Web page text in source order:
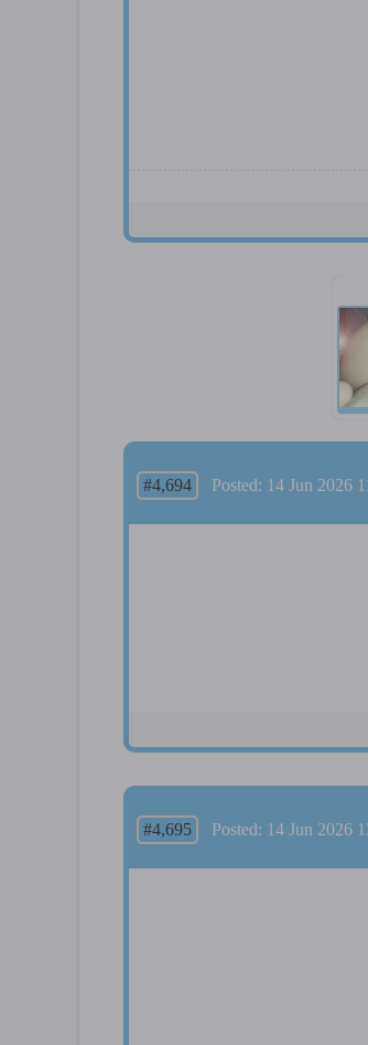
#4,694 Posted: 14 Jun 2026
#4,695 Posted: 14 Jun 2026